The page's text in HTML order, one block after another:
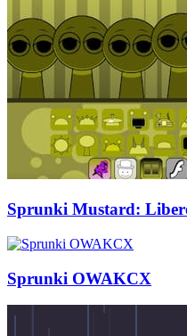
Sprunki Mustard:
Sprunki OWAKCX